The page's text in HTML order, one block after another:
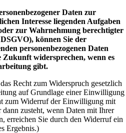
Daten zur
Interesse liegenden Aufgaben
zur Wahrnehmung berechtigter
können Sie der
personenbezogenen Daten
widersprechen, wenn es
gibt.
Recht zum Widerspruch gesetzlich
auf Grundlage einer Einwilligung
zum Widerruf der Einwilligung mit
zusteht, wenn Daten mit Ihrer
erreichen Sie durch den Widerruf ein
Ergebnis.)